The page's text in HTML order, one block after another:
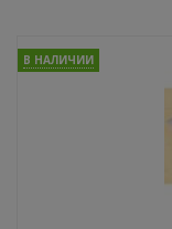
В НАЛИЧИИ